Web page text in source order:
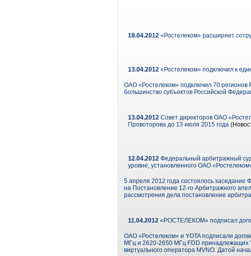
18.04.2012 «Ростелеком» расширяет
13.04.2012 «Ростелеком» подключил к
ОАО «Ростелеком» подключил 70 регионов
большинство субъектов Российской
13.04.2012 Совет директоров ОАО
Провоторова до 13 июля 2015 года
12.04.2012 Федеральный арбитражный
уровне, установленного ОАО
5 апреля 2012 года состоялось
на Постановление 12-го Арбитражного
рассмотрения дела постановление
11.04.2012 «РОСТЕЛЕКОМ» подписал
ОАО «Ростелеком» и YOTA подписали
МГц и 2620-2650 МГц FDD принадлежащих
виртуального оператора MVNO. Датой